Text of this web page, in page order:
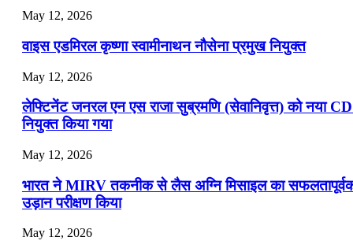
May 12, 2026
वाइस एडमिरल कृष्णा स्वामीनाथन नौसेना प्रमुख नियुक्त
May 12, 2026
लेफ्टिनेंट जनरल एन एस राजा सुब्रमणि (सेवानिवृत्त) को नया
नियुक्त किया गया
May 12, 2026
भारत ने MIRV तकनीक से लैस अग्नि मिसाइल का
उड़ान परीक्षण किया
May 12, 2026